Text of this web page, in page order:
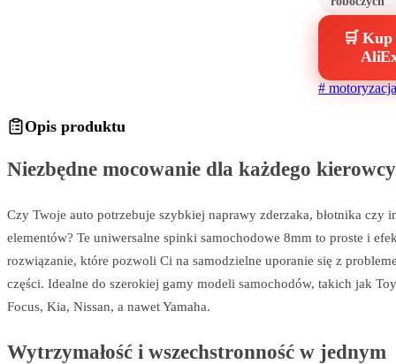
🛒 Kup
#motoryzacja
Opis produktu
Niezbędne mocowanie dla każdego kierowcy
Czy Twoje auto potrzebuje szybkiej naprawy zderzaka, błotnika czy
elementów? Te uniwersalne spinki samochodowe 8mm to proste i
rozwiązanie, które pozwoli Ci na samodzielne uporanie się z
części. Idealne do szerokiej gamy modeli samochodów, takich jak
Focus, Kia, Nissan, a nawet Yamaha.
Wytrzymałość i wszechstronność w jednym